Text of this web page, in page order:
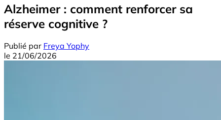
Alzheimer : comment renforcer sa
réserve cognitive ?
Publié par Freya Yophy
le 21/06/2026